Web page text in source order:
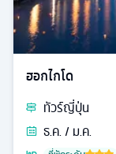
ฮอกไกโด
ทัวร์ญี่ปุ่น
ธ.ค. / ม.ค.